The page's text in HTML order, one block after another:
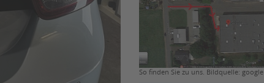
So finden Sie zu uns. Bildquelle: google